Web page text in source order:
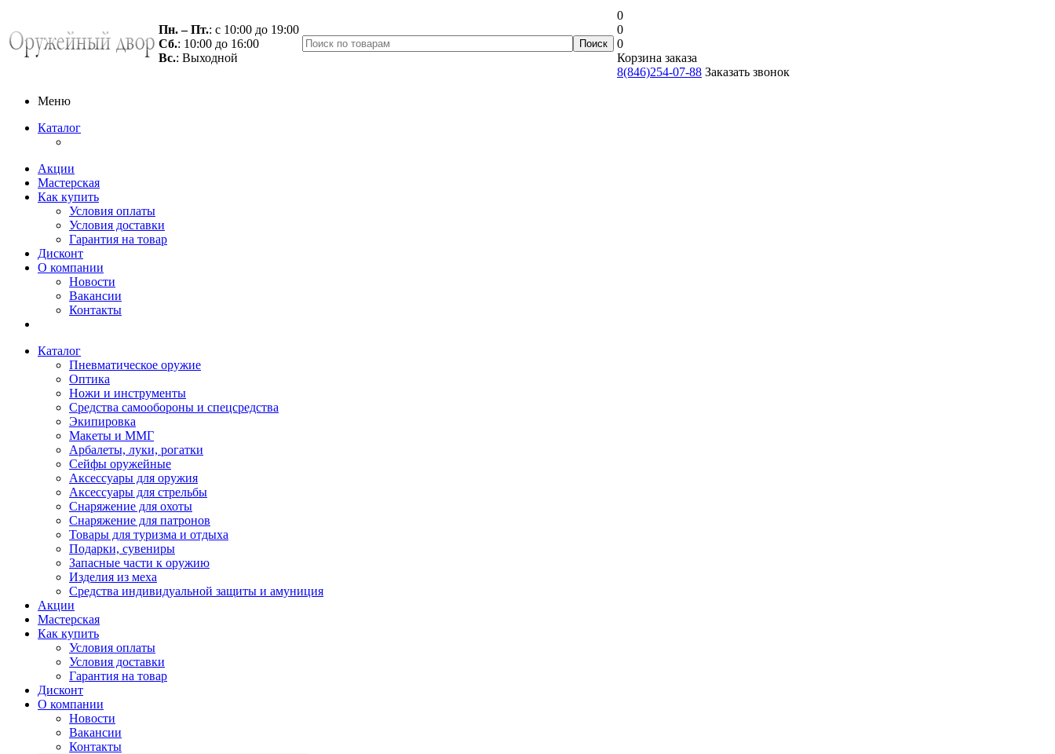
Пн. – Пт.: с 10:00 до 19:00
Сб.: 10:00 до 16:00
Вс.: Выходной
0
0
0
Корзина заказа
8(846)254-07-88 Заказать звонок
Меню
Каталог
Акции
Мастерская
Как купить
Условия оплаты
Условия доставки
Гарантия на товар
Дисконт
О компании
Новости
Вакансии
Контакты
Каталог
Пневматическое оружие
Оптика
Ножи и инструменты
Средства самообороны и спецсредства
Экипировка
Макеты и ММГ
Арбалеты, луки, рогатки
Сейфы оружейные
Аксессуары для оружия
Аксессуары для стрельбы
Снаряжение для охоты
Снаряжение для патронов
Товары для туризма и отдыха
Подарки, сувениры
Запасные части к оружию
Изделия из меха
Средства индивидуальной защиты и амуниция
Акции
Мастерская
Как купить
Условия оплаты
Условия доставки
Гарантия на товар
Дисконт
О компании
Новости
Вакансии
Контакты